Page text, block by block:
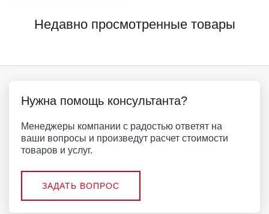
Недавно просмотренные товары
Нужна помощь консультанта?
Менеджеры компании с радостью ответят на
ваши вопросы и произведут расчет стоимости
товаров и услуг.
ЗАДАТЬ ВОПРОС